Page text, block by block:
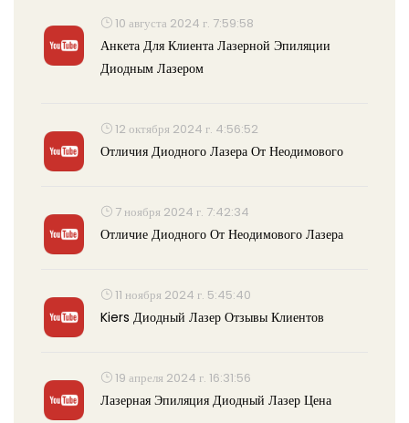
10 августа 2024 г. 7:59:58
Анкета Для Клиента Лазерной Эпиляции
Диодным Лазером
12 октября 2024 г. 4:56:52
Отличия Диодного Лазера От Неодимового
7 ноября 2024 г. 7:42:34
Отличие Диодного От Неодимового Лазера
11 ноября 2024 г. 5:45:40
Kiers Диодный Лазер Отзывы Клиентов
19 апреля 2024 г. 16:31:56
Лазерная Эпиляция Диодный Лазер Цена